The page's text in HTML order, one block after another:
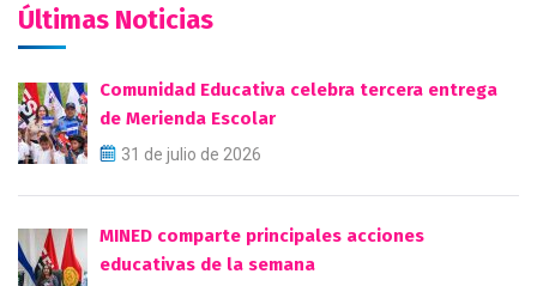
Últimas Noticias
Comunidad Educativa celebra tercera entrega
de Merienda Escolar
31 de julio de 2026
MINED comparte principales acciones
educativas de la semana